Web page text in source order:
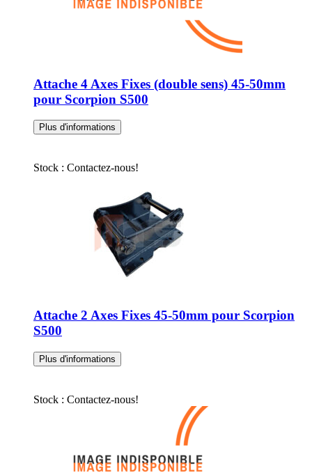
Attache 4 Axes Fixes (double sens) 45-50mm
pour Scorpion S500
Plus d'informations
Stock : Contactez-nous!
Attache 2 Axes Fixes 45-50mm pour Scorpion
S500
Plus d'informations
Stock : Contactez-nous!